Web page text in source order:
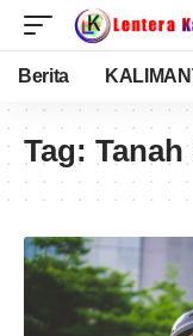
Berita
Tag: